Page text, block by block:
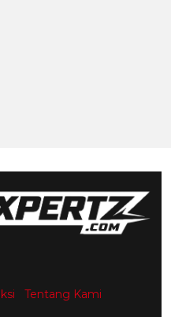
Tentang Kami